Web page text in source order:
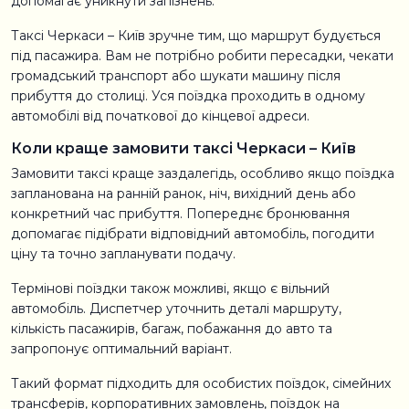
Таксі Черкаси – Київ зручне тим, що маршрут будується
під пасажира. Вам не потрібно робити пересадки, чекати
громадський транспорт або шукати машину після
прибуття до столиці. Уся поїздка проходить в одному
автомобілі від початкової до кінцевої адреси.
Коли краще замовити таксі Черкаси – Київ
Замовити таксі краще заздалегідь, особливо якщо поїздка
запланована на ранній ранок, ніч, вихідний день або
конкретний час прибуття. Попереднє бронювання
допомагає підібрати відповідний автомобіль, погодити
ціну та точно запланувати подачу.
Термінові поїздки також можливі, якщо є вільний
автомобіль. Диспетчер уточнить деталі маршруту,
кількість пасажирів, багаж, побажання до авто та
запропонує оптимальний варіант.
Такий формат підходить для особистих поїздок, сімейних
трансферів, корпоративних замовлень, поїздок на